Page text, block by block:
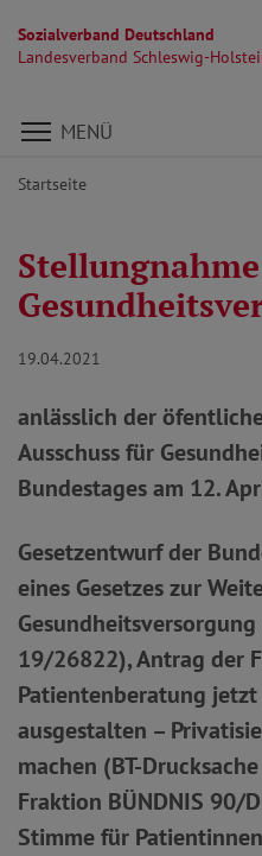
Sozialverband Deutschland
Landesverband Schleswig-
Direkt zu den Inhalten
MENÜ
Startseite
Stellungnahme
19.04.2021
anlässlich der
Ausschuss für
Bundestages am 12.
Gesetzentwurf der
eines Gesetzes zur
Gesundheitsversorgung
19/26822), Antrag der
Patientenberatung
ausgestalten –
machen (BT-
Fraktion BÜNDNIS 90/
Stimme für